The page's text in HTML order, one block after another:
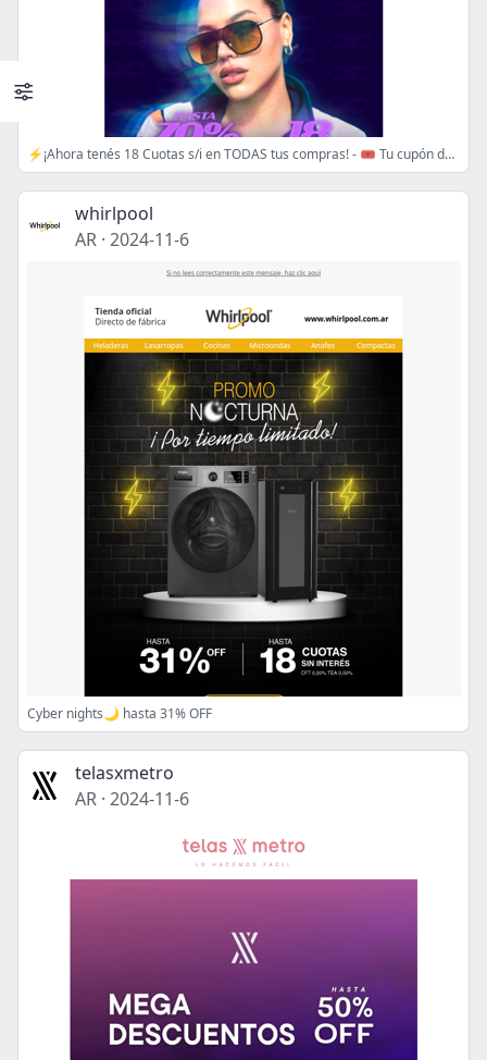
⚡️¡Ahora tenés 18 Cuotas s/i en TODAS tus compras! - 🎟️ Tu cupón del CYBER vence a medianoche ⏳
whirlpool
AR · 2024-11-6
Cyber nights🌙 hasta 31% OFF
telasxmetro
AR · 2024-11-6